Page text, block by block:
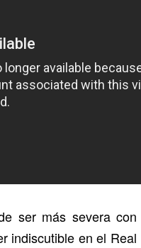
ser más severa con
indiscutible en el Real